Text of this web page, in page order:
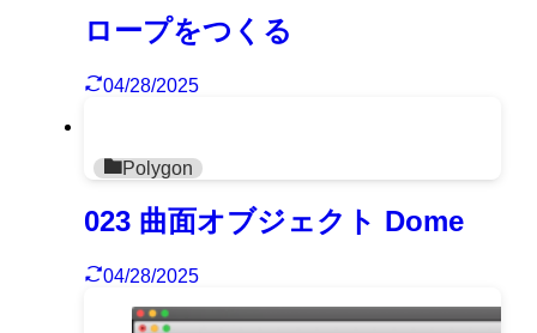
ロープをつくる
04/28/2025
Polygon
023 曲面オブジェクト Dome
04/28/2025